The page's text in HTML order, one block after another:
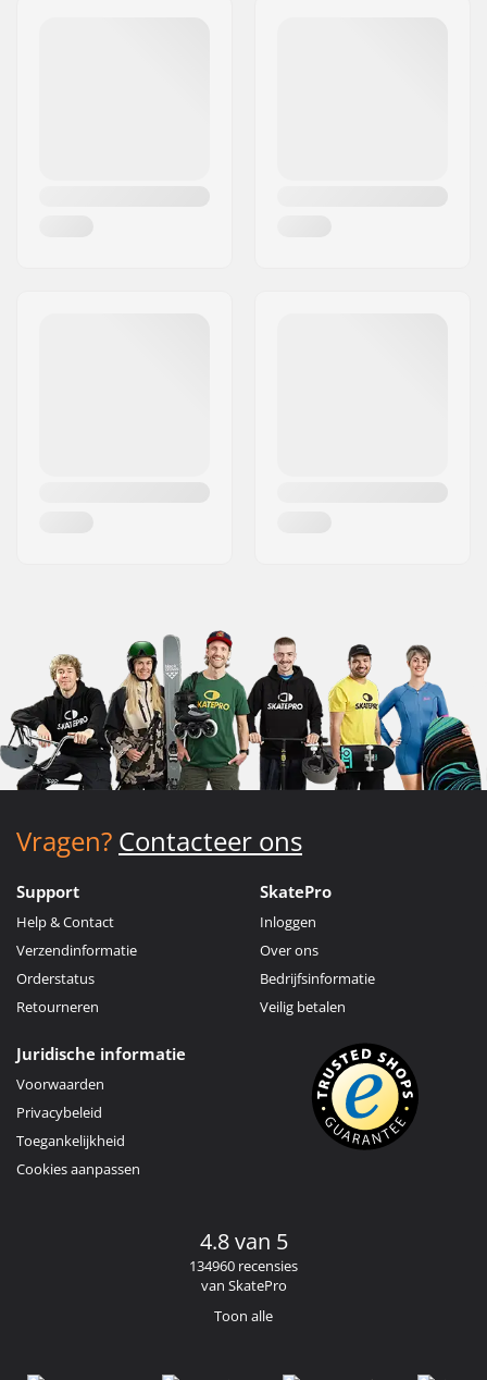
Vragen? Contacteer ons
Support
Help & Contact
Verzendinformatie
Orderstatus
Retourneren
SkatePro
Inloggen
Over ons
Bedrijfsinformatie
Veilig betalen
Juridische informatie
Voorwaarden
Privacybeleid
Toegankelijkheid
Cookies aanpassen
4.8 van 5
134960 recensies
van SkatePro
Toon alle